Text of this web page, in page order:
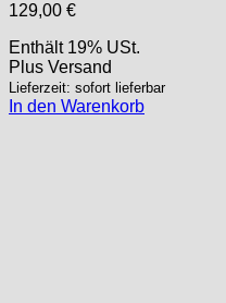
129,00 €
Enthält 19% USt.
Plus Versand
Lieferzeit: sofort lieferbar
In den Warenkorb